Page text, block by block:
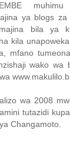
ya blogs za
bila ya
kila
mfano
wako wa
wa 2008
tutazidi
Changamoto.